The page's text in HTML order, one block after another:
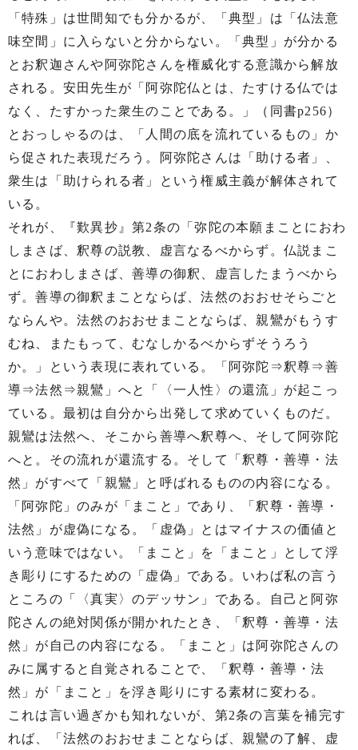
「特殊」は世間知でも分かるが、「典型」は「仏法意
味空間」に入らないと分からない。「典型」が分かる
とお釈迦さんや阿弥陀さんを権威化する意識から解放
される。安田先生が「阿弥陀仏とは、たすける仏では
なく、たすかった衆生のことである。」（同書p256）
とおっしゃるのは、「人間の底を流れているもの」か
ら促された表現だろう。阿弥陀さんは「助ける者」、
衆生は「助けられる者」という権威主義が解体されて
いる。
それが、『歎異抄』第2条の「弥陀の本願まことにおわ
しまさば、釈尊の説教、虚言なるべからず。仏説まこ
とにおわしまさば、善導の御釈、虚言したまうべから
ず。善導の御釈まことならば、法然のおおせそらごと
ならんや。法然のおおせまことならば、親鸞がもうす
むね、またもって、むなしかるべからずそうろう
か。」という表現に表れている。「阿弥陀⇒釈尊⇒善
導⇒法然⇒親鸞」へと「〈一人性〉の還流」が起こっ
ている。最初は自分から出発して求めていくものだ。
親鸞は法然へ、そこから善導へ釈尊へ、そして阿弥陀
へと。その流れが還流する。そして「釈尊・善導・法
然」がすべて「親鸞」と呼ばれるものの内容になる。
「阿弥陀」のみが「まこと」であり、「釈尊・善導・
法然」が虚偽になる。「虚偽」とはマイナスの価値と
いう意味ではない。「まこと」を「まこと」として浮
き彫りにするための「虚偽」である。いわば私の言う
ところの「〈真実〉のデッサン」である。自己と阿弥
陀さんの絶対関係が開かれたとき、「釈尊・善導・法
然」が自己の内容になる。「まこと」は阿弥陀さんの
みに属すると自覚されることで、「釈尊・善導・法
然」が「まこと」を浮き彫りにする素材に変わる。
これは言い過ぎかも知れないが、第2条の言葉を補完す
れば、「法然のおおせまことならば、親鸞の了解、虚